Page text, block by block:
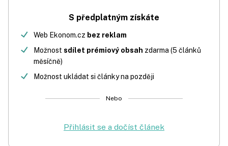
S předplatným získáte
Web Ekonom.cz bez reklam
Možnost sdílet prémiový obsah zdarma (5 článků
měsíčně)
Možnost ukládat si články na později
Nebo
Přihlásit se a dočíst článek